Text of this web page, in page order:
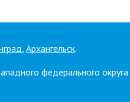
, Архангельск.
федерального